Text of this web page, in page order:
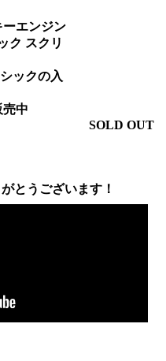
ーエンジン
ク スクリ
ックの入
中
SOLD OUT
とうございます！